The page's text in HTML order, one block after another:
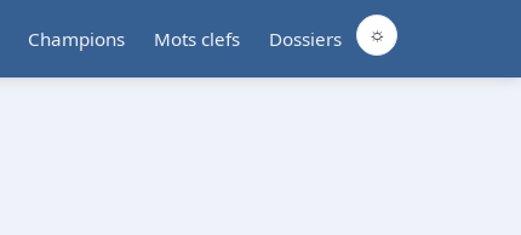
Champions Mots clefs Dossiers ☼